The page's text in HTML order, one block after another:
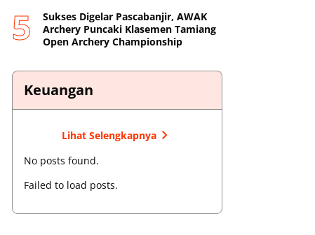
Sukses Digelar Pascabanjir, AWAK
Archery Puncaki Klasemen Tamiang
Open Archery Championship
Keuangan
Lihat Selengkapnya
No posts found.
Failed to load posts.